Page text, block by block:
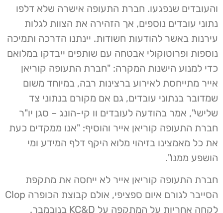
והעובדים שנפגעו. חברת התעופה אישרה שלא דלפו
נתוני עובדים נוספים, אך הזהירה את הצוות לגלות
עירנות באשר להודעות חשודות. יינתנו הדרכה ותמיכה
נוספות ופרוטוקולי אבטחה עם שותפים ייבדקו במלואם
כדי למנוע הישנות המקרה: "חברת התעופה קוריאן
אייר מתייחסת לאירוע ברצינות רבה, במיוחד משום
שמדובר בנתוני עובדים, גם אם מקורם בנתוני צד
שלישי", אמר בהודעה לעובדים וו קי-הונג – סגן יו"ר
חברת התעופה קוריאן אייר והוסיף: "אנו ממקדים כעת
את כל מאמצינו בזיהוי מלוא היקף דלף המידע ומי
הושפע ממנו".
חברת התעופה קוריאן אייר לא ייחסה את מתקפת
הסייבר לגורם איום ספציפי, אולם קבוצת הכופרה Clop
לקחה אחריות על המתקפה על KC&D בנובמבר.